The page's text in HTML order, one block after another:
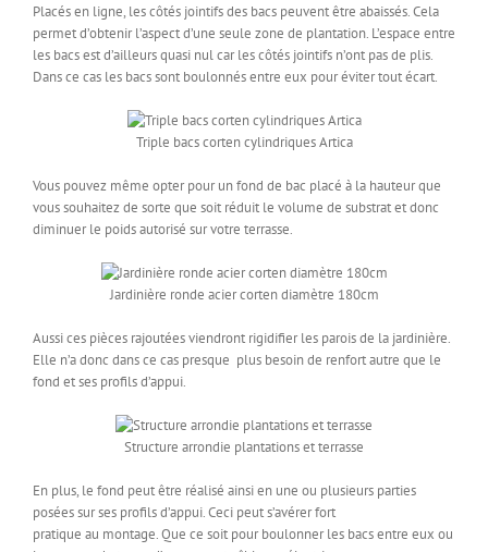
Placés en ligne, les côtés jointifs des bacs peuvent être abaissés. Cela
permet d’obtenir l’aspect d’une seule zone de plantation. L’espace entre
les bacs est d’ailleurs quasi nul car les côtés jointifs n’ont pas de plis.
Dans ce cas les bacs sont boulonnés entre eux pour éviter tout écart.
Triple bacs corten cylindriques Artica
Vous pouvez même opter pour un fond de bac placé à la hauteur que
vous souhaitez de sorte que soit réduit le volume de substrat et donc
diminuer le poids autorisé sur votre terrasse.
Jardinière ronde acier corten diamètre 180cm
Aussi ces pièces rajoutées viendront rigidifier les parois de la jardinière.
Elle n’a donc dans ce cas presque plus besoin de renfort autre que le
fond et ses profils d’appui.
Structure arrondie plantations et terrasse
En plus, le fond peut être réalisé ainsi en une ou plusieurs parties
posées sur ses profils d’appui. Ceci peut s’avérer fort
pratique au montage. Que ce soit pour boulonner les bacs entre eux ou